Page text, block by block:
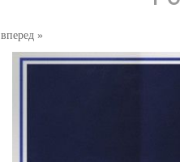
вперед »